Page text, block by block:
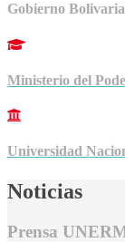
Gobierno
Ministerio del
Universidad
Noticias
Prensa